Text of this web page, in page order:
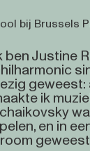
bij Brussels
ben Justine
geweest:
ik
en in